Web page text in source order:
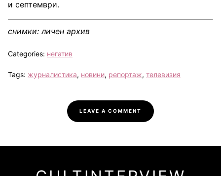
и септември.
снимки: личен архив
Categories: негатив
Tags: журналистика, новини, репортаж, телевизия
LEAVE A COMMENT